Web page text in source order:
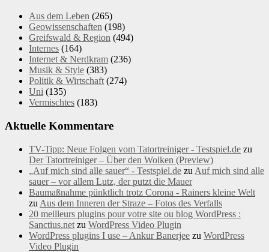
Aus dem Leben (265)
Geowissenschaften (198)
Greifswald & Region (494)
Internes (164)
Internet & Nerdkram (236)
Musik & Style (383)
Politik & Wirtschaft (274)
Uni (135)
Vermischtes (183)
Aktuelle Kommentare
TV-Tipp: Neue Folgen vom Tatortreiniger - Testspiel.de zu
Der Tatortreiniger – Über den Wolken (Preview)
„Auf mich sind alle sauer“ - Testspiel.de zu Auf mich sind alle
sauer – vor allem Lutz, der putzt die Mauer
Baumaßnahme pünktlich trotz Corona - Rainers kleine Welt
zu Aus dem Inneren der Straze – Fotos des Verfalls
20 meilleurs plugins pour votre site ou blog WordPress :
Sanctius.net zu WordPress Video Plugin
WordPress plugins I use – Ankur Banerjee zu WordPress
Video Plugin